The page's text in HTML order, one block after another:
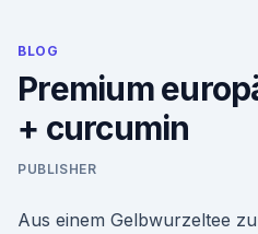
BLOG
Premium
+ curcumin
PUBLISHER
Aus einem Gelbwurzeltee